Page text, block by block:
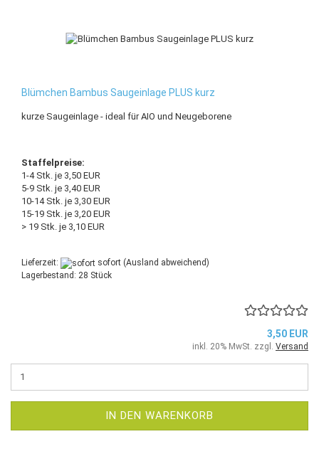
Blümchen Bambus Saugeinlage PLUS kurz
kurze Saugeinlage - ideal für AIO und Neugeborene
Staffelpreise:
1-4 Stk. je 3,50 EUR
5-9 Stk. je 3,40 EUR
10-14 Stk. je 3,30 EUR
15-19 Stk. je 3,20 EUR
> 19 Stk. je 3,10 EUR
Lieferzeit: sofort (Ausland abweichend)
Lagerbestand: 28 Stück
3,50 EUR
inkl. 20% MwSt. zzgl. Versand
IN DEN WARENKORB